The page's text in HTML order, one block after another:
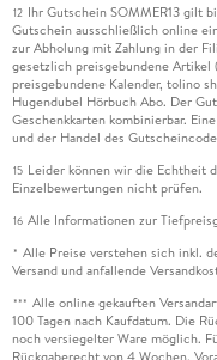
12 Ihr Gutschein SOMMER13 gilt
Gutschein ausschließlich online
zur Abholung mit Zahlung in der
gesetzlich preisgebundene Artikel
preisgebundene Kalender, tolino
Hugendubel Hörbuch Abo. Der
Geschenkkarten kombinierbar.
und der Handel des
15 Leider können wir die Echtheit
Einzelbewertungen nicht prüfen.
16 Alle Informationen zur
* Alle Preise verstehen sich inkl.
Versand und anfallende
*** Alle online gekauften
100 Tagen nach Kaufdatum. Die
noch versiegelter Ware möglich.
Rückgaberecht von 4 Wochen.